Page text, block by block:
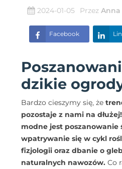
2024-01-05 Przez Anna
Facebook
dzikie
Bardzo cieszymy się, że
pozostaje z nami na dłużej!
modne jest poszanowanie
wpatrywanie się w cykl
fizjologii oraz dbanie o
naturalnych nawozów. Co